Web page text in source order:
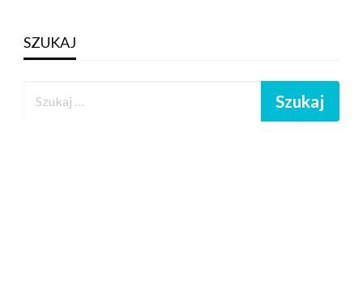
SZUKAJ